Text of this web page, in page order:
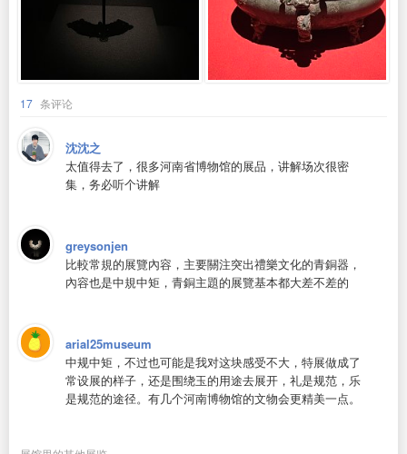
17 条评论
沈沈之
太值得去了，很多河南省博物馆的展品，讲解场次很密
集，务必听个讲解
greysonjen
比較常規的展覽內容，主要關注突出禮樂文化的青銅器，
內容也是中規中矩，青銅主題的展覽基本都大差不差的
arial25museum
中规中矩，不过也可能是我对这块感受不大，特展做成了
常设展的样子，还是围绕玉的用途去展开，礼是规范，乐
是规范的途径。有几个河南博物馆的文物会更精美一点。